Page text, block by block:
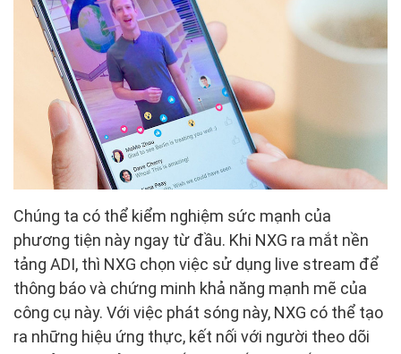
Chúng ta có thể kiểm nghiệm sức mạnh của
phương tiện này ngay từ đầu. Khi NXG ra mắt nền
tảng ADI, thì NXG chọn việc sử dụng live stream để
thông báo và chứng minh khả năng mạnh mẽ của
công cụ này. Với việc phát sóng này, NXG có thể tạo
ra những hiệu ứng thực, kết nối với người theo dõi